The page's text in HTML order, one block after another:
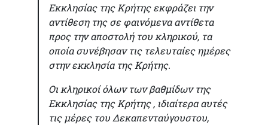
Εκκλησίας της Κρήτης εκφράζει την
αντίθεση της σε φαινόμενα αντίθετα
προς την αποστολή του κληρικού, τα
οποία συνέβησαν τις τελευταίες ημέρες
στην εκκλησία της Κρήτης.
Οι κληρικοί όλων των βαθμίδων της
Εκκλησίας της Κρήτης , ιδιαίτερα αυτές
τις μέρες του Δεκαπενταύγουστου,